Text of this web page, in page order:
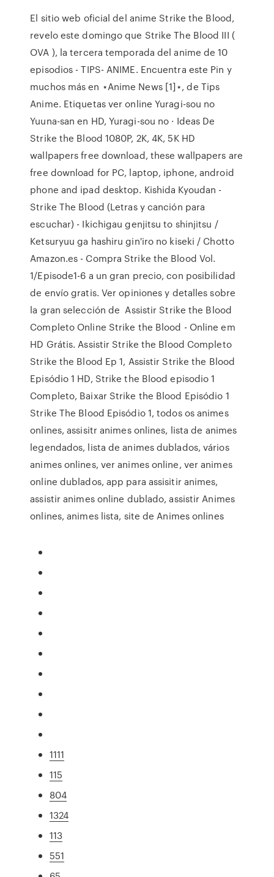
El sitio web oficial del anime Strike the Blood,
revelo este domingo que Strike The Blood III (
OVA ), la tercera temporada del anime de 10
episodios - TIPS- ANIME. Encuentra este Pin y
muchos más en ⋆Anime News [1]⋆, de Tips
Anime. Etiquetas ver online Yuragi-sou no
Yuuna-san en HD, Yuragi-sou no · Ideas De
Strike the Blood 1080P, 2K, 4K, 5K HD
wallpapers free download, these wallpapers are
free download for PC, laptop, iphone, android
phone and ipad desktop. Kishida Kyoudan -
Strike The Blood (Letras y canción para
escuchar) - Ikichigau genjitsu to shinjitsu /
Ketsuryuu ga hashiru gin'iro no kiseki / Chotto
Amazon.es - Compra Strike the Blood Vol.
1/Episode1-6 a un gran precio, con posibilidad
de envío gratis. Ver opiniones y detalles sobre
la gran selección de Assistir Strike the Blood
Completo Online Strike the Blood - Online em
HD Grátis. Assistir Strike the Blood Completo
Strike the Blood Ep 1, Assistir Strike the Blood
Episódio 1 HD, Strike the Blood episodio 1
Completo, Baixar Strike the Blood Episódio 1
Strike The Blood Episódio 1, todos os animes
onlines, assisitr animes onlines, lista de animes
legendados, lista de animes dublados, vários
animes onlines, ver animes online, ver animes
online dublados, app para assisitir animes,
assistir animes online dublado, assistir Animes
onlines, animes lista, site de Animes onlines
1111
115
804
1324
113
551